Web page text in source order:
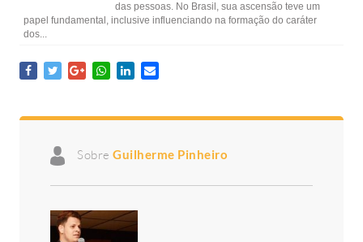
das pessoas. No Brasil, sua ascensão teve um
papel fundamental, inclusive influenciando na formação do caráter
dos...
Sobre Guilherme Pinheiro